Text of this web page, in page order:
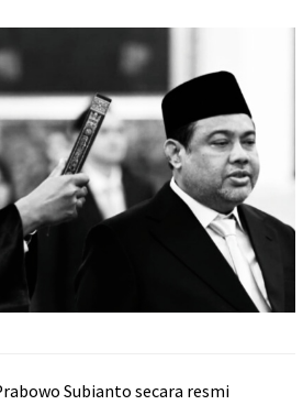
Subianto secara resmi